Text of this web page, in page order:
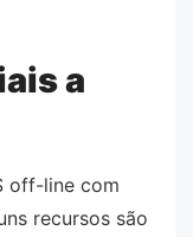
a
off-line com
recursos são